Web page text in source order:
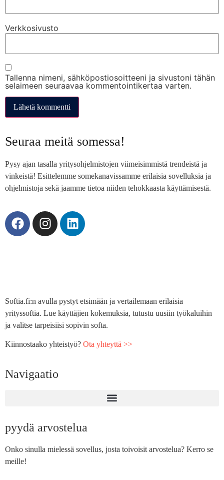
Verkkosivusto
Tallenna nimeni, sähköpostiosoitteeni ja sivustoni tähän
selaimeen seuraavaa kommentointikertaa varten.
Seuraa meitä somessa!
Pysy ajan tasalla yritysohjelmistojen viimeisimmistä trendeistä ja
vinkeistä! Esittelemme somekanavissamme erilaisia sovelluksia ja
ohjelmistoja sekä jaamme tietoa niiden tehokkaasta käyttämisestä.
Softia.fi:n avulla pystyt etsimään ja vertailemaan erilaisia
yrityssoftia. Lue käyttäjien kokemuksia, tutustu uusiin työkaluihin
ja valitse tarpeisiisi sopivin softa.
Kiinnostaako yhteistyö? Ota yhteyttä >>
Navigaatio
pyydä arvostelua
Onko sinulla mielessä sovellus, josta toivoisit arvostelua? Kerro se
meille!